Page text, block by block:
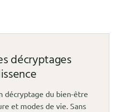
décryptages
décryptage du bien-être
et modes de vie. Sans